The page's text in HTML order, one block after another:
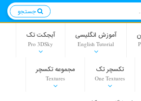
آموزش انگلیسی
English Tutorial
آبجکت تک
Pro 3DSky
تکسچر تک
One Textures
مجموعه تکسچر
Textures